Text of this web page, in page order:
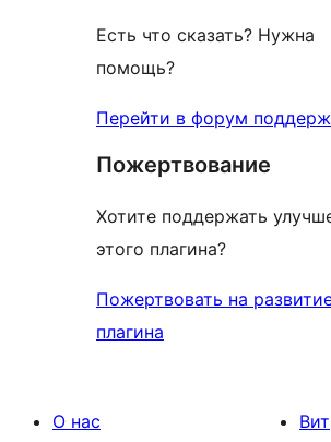
Есть что сказать? Нужна
помощь?
Перейти в форум
Пожертвование
Хотите поддержать
этого плагина?
Пожертвовать на
плагина
О нас